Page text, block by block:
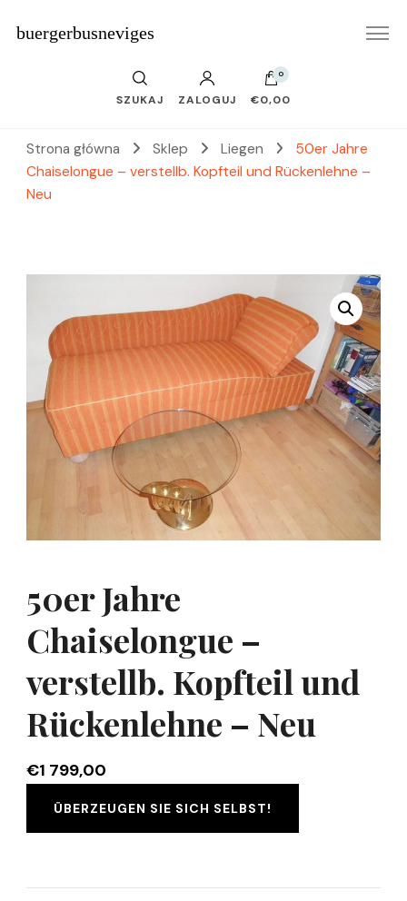
buergerbusneviges
SZUKAJ ZALOGUJ
0
€0,00
Strona główna Sklep Liegen
50er Jahre
Chaiselongue – verstellb. Kopfteil und Rückenlehne –
Neu
50er Jahre
Chaiselongue –
verstellb. Kopfteil und
Rückenlehne – Neu
€1 799,00
ÜBERZEUGEN SIE SICH SELBST!